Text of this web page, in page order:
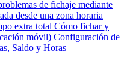
de fichaje mediante
desde una zona horaria
extra total Cómo fichar y
móvil) Configuración de
Saldo y Horas